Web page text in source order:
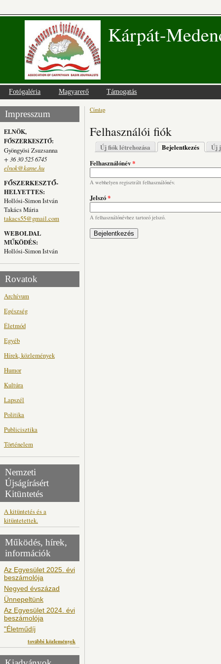
Kárpát-
Fotógaléria Magyarerő Támogatás
Impresszum
ELNÖK,
FŐSZERKESZTŐ:
Gyöngyösi Zsuzsanna
+ 36 30 525 6745
elnok@kame.hu
FŐSZERKESZTŐ-
HELYETTES:
Hollósi-Simon István
Takács Mária
takacs55@gmail.com
WEBOLDAL
MŰKÖDÉS:
Hollósi-Simon István
Rovatok
Archívum
Egészség
Életmód
Egyéb
Hírek, közlemények
Humor
Kultúra
Lapszél
Politika
Publicisztika
Történelem
Nemzeti
Újságírásért
Kitüntetés
A kitüntetés és a
kitüntetettek.
Működés, hírek,
információk
Az Egyesület 2025. évi
beszámolója
Negyed évszázad
Ünnepeltünk
Az Egyesület 2024. évi
beszámolója
"Életműdíj
további közlemények
Jelenlegi hely
Címlap
Felhasználói fiók
Elsődleges fülek
Új fiók létrehozása Bejelentkezés (aktív
Új
Felhasználónév*
A webhelyen regisztrált felhasználónév.
Jelszó*
A felhasználónévhez tartozó jelszó.